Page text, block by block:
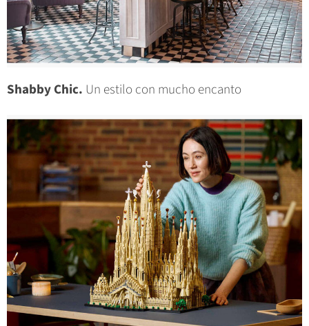
Shabby Chic. Un estilo con mucho encanto